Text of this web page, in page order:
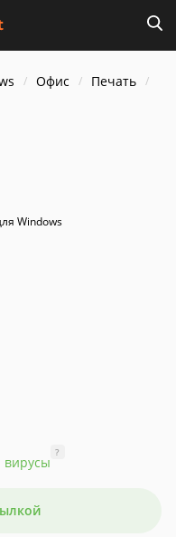
Офис
Печать
Windows
вирусы
?